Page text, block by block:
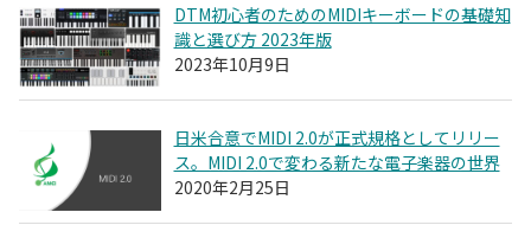
DTM初心者のためのMIDIキーボードの基礎知
識と選び方 2023年版
2023年10月9日
日米合意でMIDI 2.0が正式規格としてリリー
ス。MIDI 2.0で変わる新たな電子楽器の世界
2020年2月25日